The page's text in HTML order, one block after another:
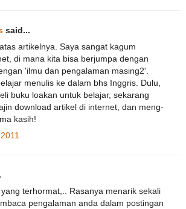
said...
artikelnya. Saya sangat kagum
di mana kita bisa berjumpa dengan
'ilmu dan pengalaman masing2'.
menulis ke dalam bhs Inggris. Dulu,
buku loakan untuk belajar, sekarang
download artikel di internet, dan meng-
kasih!
terhormat,.. Rasanya menarik sekali
pengalaman anda dalam postingan